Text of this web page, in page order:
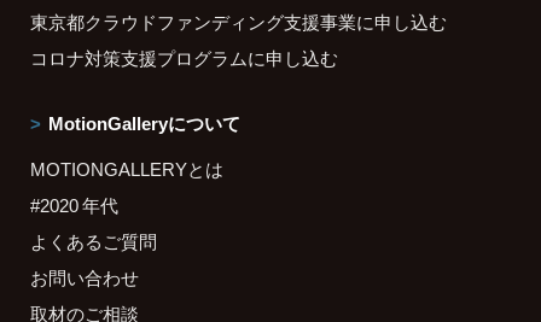
東京都クラウドファンディング支援事業に申し込む
コロナ対策支援プログラムに申し込む
MotionGalleryについて
MOTIONGALLERYとは
#2020 年代
よくあるご質問
お問い合わせ
取材のご相談